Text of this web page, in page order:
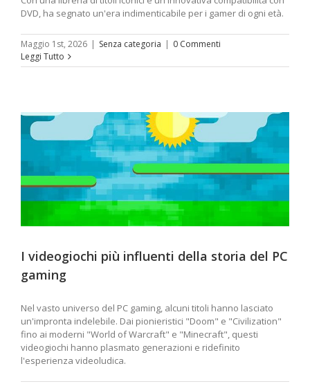
DVD, ha segnato un'era indimenticabile per i gamer di ogni età.
Maggio 1st, 2026 | Senza categoria | 0 Commenti
Leggi Tutto
I videogiochi più influenti della storia del PC
gaming
Nel vasto universo del PC gaming, alcuni titoli hanno lasciato
un'impronta indelebile. Dai pionieristici "Doom" e "Civilization"
fino ai moderni "World of Warcraft" e "Minecraft", questi
videogiochi hanno plasmato generazioni e ridefinito
l'esperienza videoludica.